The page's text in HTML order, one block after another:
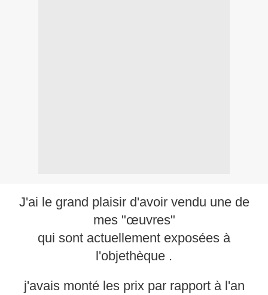
J'ai le grand plaisir d'avoir vendu une de
mes "œuvres"
qui sont actuellement exposées à
l'objethèque .
j'avais monté les prix par rapport à l'an